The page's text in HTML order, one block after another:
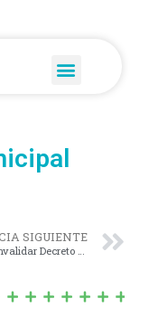
SIGUIENTE
013/09 Convalidar Decreto Municipal Nº 115/09